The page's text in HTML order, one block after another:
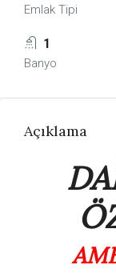
Emlak Tipi
1
Banyo
Açıklama